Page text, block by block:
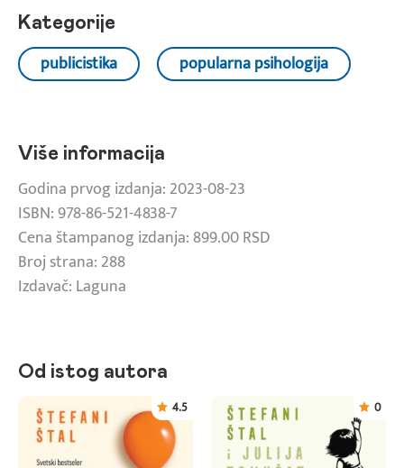
Kategorije
publicistika popularna psihologija
Više informacija
Godina prvog izdanja: 2023-08-23
ISBN: 978-86-521-4838-7
Cena štampanog izdanja: 899.00 RSD
Broj strana: 288
Izdavač: Laguna
Od istog autora
4.5
0